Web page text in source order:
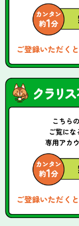
ご登録いただくと
ご登録いただくと